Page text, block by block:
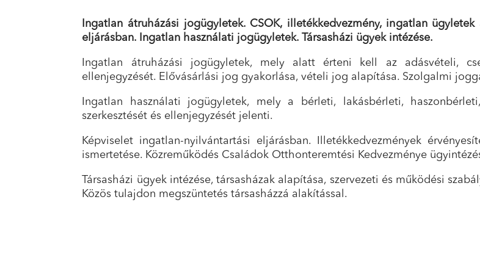
Ingatlan átruházási jogügyletek. CSOK, illetékkedvezmény, ingatlan
eljárásban. Ingatlan használati jogügyletek. Társasházi ügyek intézése.
Ingatlan átruházási jogügyletek, mely alatt érteni kell az adásvételi,
ellenjegyzését. Elővásárlási jog gyakorlása, vételi jog alapítása. Szolgalmi
Ingatlan használati jogügyletek, mely a bérleti, lakásbérleti,
szerkesztését és ellenjegyzését jelenti.
Képviselet ingatlan-nyilvántartási eljárásban. Illetékkedvezmények
ismertetése. Közreműködés Családok Otthonteremtési Kedvezménye
Társasházi ügyek intézése, társasházak alapítása, szervezeti és működési
Közös tulajdon megszüntetés társasházzá alakítással.